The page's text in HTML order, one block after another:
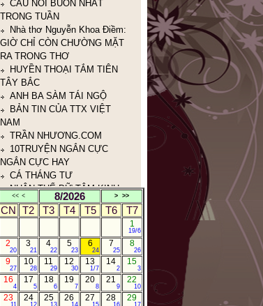
TÂY BẮC
ANH BA SÀM TÁI NGỘ
BẢN TIN CỦA TTX VIỆT
NAM
TRẦN NHƯƠNG.COM
10TRUYỆN NGẮN CỰC
NGẮN CỰC HAY
CÁ THÁNG TƯ
NHÂN THỂ DỮ TÂM KINH
(人体与心泾)
<< < 8/2026 > >>
CN T2 T3 T4 T5 T6 T7
1
19/6
2
20
3
21
4
22
5
23
6
24
7
25
8
26
9
27
10
28
11
29
12
30
13
1/7
14
2
15
3
16
4
17
5
18
6
19
7
20
8
21
9
22
10
23
11
24
12
25
13
26
14
27
15
28
16
29
17